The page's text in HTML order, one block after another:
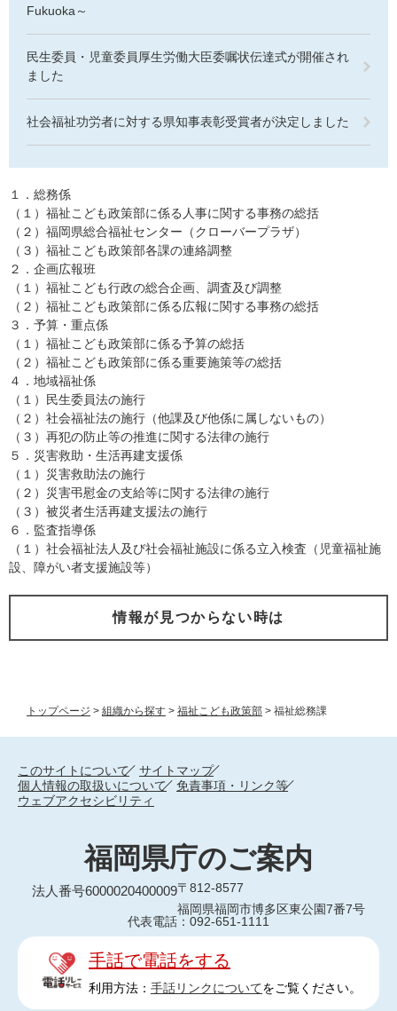
トップページ > 組織から探す > 福祉こども政策部 > 福祉総務課
Fukuoka～
民生委員・児童委員厚生労働大臣委嘱状伝達式が開催され
ました
社会福祉功労者に対する県知事表彰受賞者が決定しました
１．総務係
（１）福祉こども政策部に係る人事に関する事務の総括
（２）福岡県総合福祉センター（クローバープラザ）
（３）福祉こども政策部各課の連絡調整
２．企画広報班
（１）福祉こども行政の総合企画、調査及び調整
（２）福祉こども政策部に係る広報に関する事務の総括
３．予算・重点係
（１）福祉こども政策部に係る予算の総括
（２）福祉こども政策部に係る重要施策等の総括
４．地域福祉係
（１）民生委員法の施行
（２）社会福祉法の施行（他課及び他係に属しないもの）
（３）再犯の防止等の推進に関する法律の施行
５．災害救助・生活再建支援係
（１）災害救助法の施行
（２）災害弔慰金の支給等に関する法律の施行
（３）被災者生活再建支援法の施行
６．監査指導係
（１）社会福祉法人及び社会福祉施設に係る立入検査（児童福祉施
設、障がい者支援施設等）
情報が見つからない時は
このサイトについて
サイトマップ
個人情報の取扱いについて
免責事項・リンク等
ウェブアクセシビリティ
福岡県庁のご案内
法人番号6000020400009〒812-8577
福岡県福岡市博多区東公園7番7号
代表電話：092-651-1111
手話で電話をする
利用方法： 手話リンクについてをご覧ください。